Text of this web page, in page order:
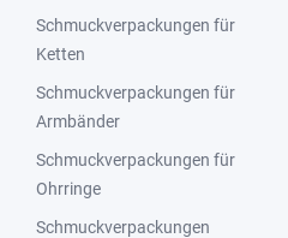
Schmuckverpackungen für
Ketten
Schmuckverpackungen für
Armbänder
Schmuckverpackungen für
Ohrringe
Schmuckverpackungen